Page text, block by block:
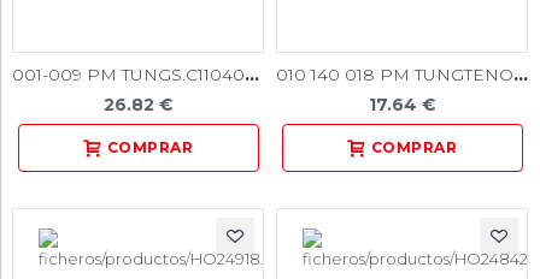
001-009 PM TUNGS.C1104009 5u
26.82 €
010 140 018 PM TUNGTENO H42EF 1u.
17.64 €